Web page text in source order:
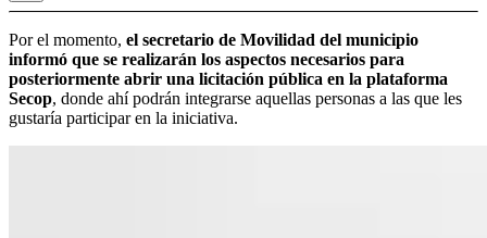
Por el momento, el secretario de Movilidad del municipio
informó que se realizarán los aspectos necesarios para
posteriormente abrir una licitación pública en la plataforma
Secop, donde ahí podrán integrarse aquellas personas a las que les
gustaría participar en la iniciativa.